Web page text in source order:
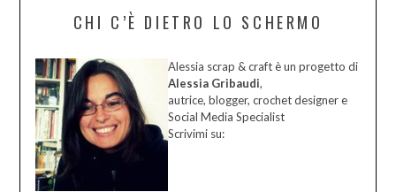
CHI C’È DIETRO LO SCHERMO
Alessia scrap & craft è un progetto di
Alessia Gribaudi,
autrice, blogger, crochet designer e
Social Media Specialist
Scrivimi su: